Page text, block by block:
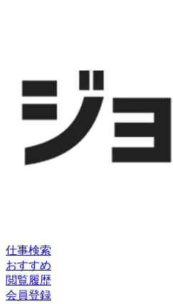
仕事検索
おすすめ
閲覧履歴
会員登録